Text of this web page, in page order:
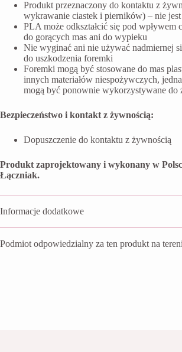
Produkt przeznaczony do kontaktu z
wykrawanie ciastek i pierników) – nie jest
PLA może odkształcić się pod wpływem
do gorących mas ani do wypieku
Nie wyginać ani nie używać nadmiernej
do uszkodzenia foremki
Foremki mogą być stosowane do mas
innych materiałów niespożywczych,
mogą być ponownie wykorzystywane do
Bezpieczeństwo i kontakt z żywnością:
Dopuszczenie do kontaktu z żywnością
Produkt zaprojektowany i wykonany w
Łączniak.
Informacje dodatkowe
Podmiot odpowiedzialny za ten produkt na